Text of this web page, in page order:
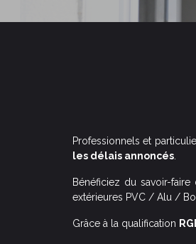
Professionnels et
les délais annoncés
Bénéficiez du savoir-faire
extérieures PVC / Alu /
Grâce à la qualification